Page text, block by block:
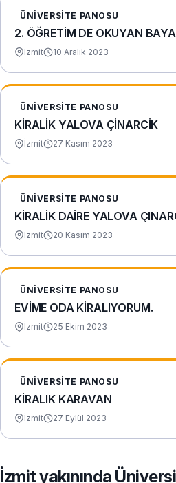
ÜNIVERSITE PANOSU
2. ÖĞRETİM DE OKUYAN
İzmit 10 Aralık 2023
ÜNIVERSITE PANOSU
KİRALİK YALOVA ÇİNARCİK
İzmit 27 Kasım 2023
ÜNIVERSITE PANOSU
KİRALİK DAİRE YALOVA
İzmit 20 Kasım 2023
ÜNIVERSITE PANOSU
EVİME ODA KİRALIYORUM.
İzmit 25 Ekim 2023
ÜNIVERSITE PANOSU
KİRALIK KARAVAN
İzmit 27 Eylül 2023
İzmit yakınında